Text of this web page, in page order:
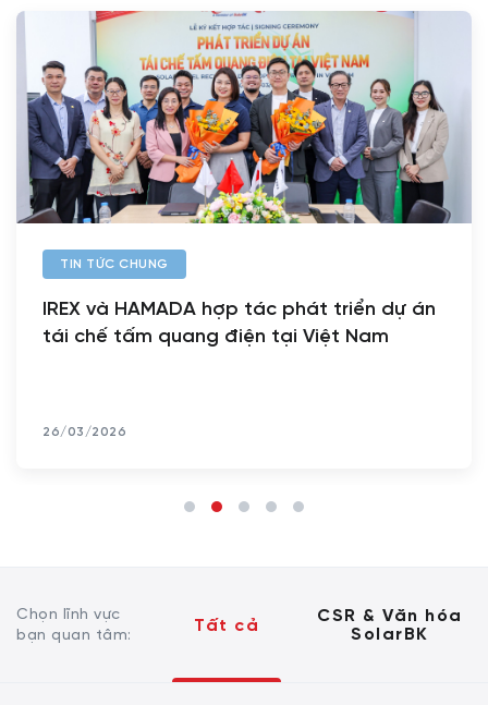
TIN TỨC CHUNG
IREX và HAMADA hợp tác phát triển dự án
tái chế tấm quang điện tại Việt Nam
26/03/2026
Chọn lĩnh vực
bạn quan tâm:
Tất cả
CSR & Văn hóa
SolarBK